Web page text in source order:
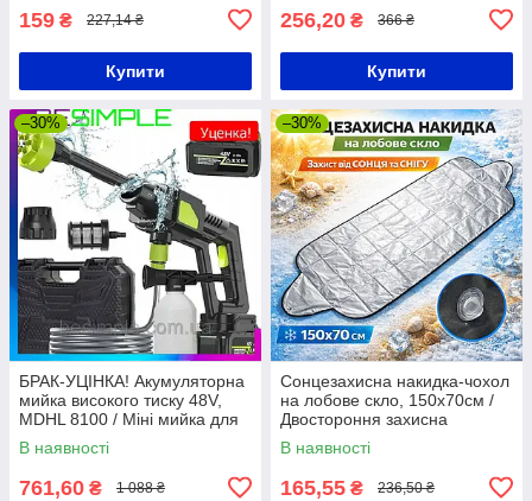
159 ₴ 227,14 ₴
Купити
256,20 ₴ 366 ₴
Купити
–30%
БРАК-УЦІНКА! Акумуляторна
мийка високого тиску 48V,
MDHL 8100 / Міні мийка для
авто / Пістолет для миття
авто
В наявності
761,60 ₴ 1 088 ₴
–30%
Сонцезахисна накидка-чохол
на лобове скло, 150х70см /
Двостороння захисна
накидка на скло авто /
Автомобільний захисний
В наявності
165,55 ₴ 236,50 ₴